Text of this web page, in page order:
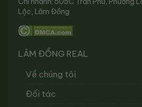
Lộc, Lâm Đồng
LÂM ĐỒNG REAL
Về chúng tôi
Đối tác